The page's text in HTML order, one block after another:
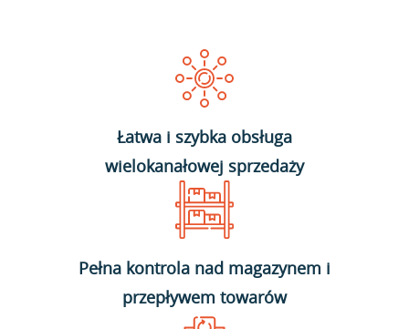
Łatwa i szybka obsługa
wielokanałowej sprzedaży
Pełna kontrola nad magazynem i
przepływem towarów